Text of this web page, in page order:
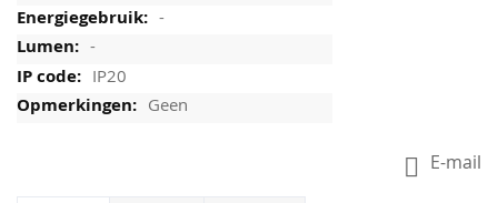
-
-
IP20
Geen
E-mail